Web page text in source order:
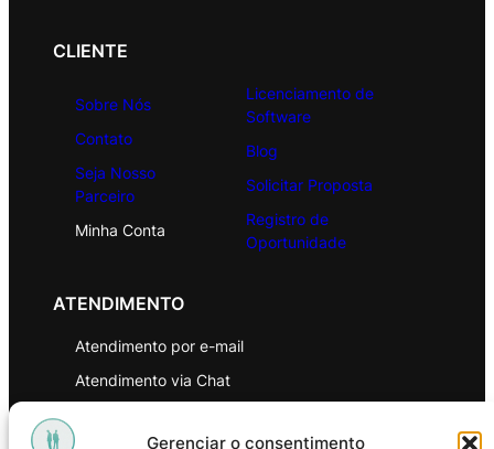
Gerenciar o consentimento
CLIENTE
Sobre Nós
Contato
Seja Nosso
Parceiro
Minha Conta
Licenciamento de
Software
Blog
Solicitar Proposta
Registro de
Oportunidade
ATENDIMENTO
Atendimento por e-mail
Atendimento via Chat